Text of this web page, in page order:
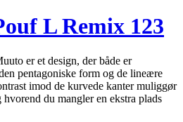
L Remix 123
er et design, der både er
pentagoniske form og de lineære
imod de kurvede kanter muliggør
du mangler en ekstra plads